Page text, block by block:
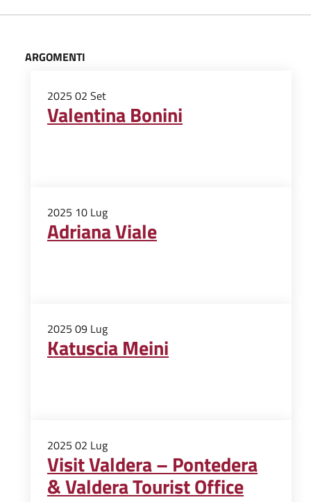
ARGOMENTI
2025 02 Set
Valentina Bonini
2025 10 Lug
Adriana Viale
2025 09 Lug
Katuscia Meini
2025 02 Lug
Visit Valdera – Pontedera
& Valdera Tourist Office